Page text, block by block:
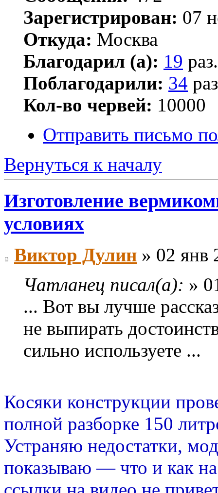
Зарегистрирован: 07
Откуда: Москва
Благодарил (а): 19 раз.
Поблагодарили: 34
Кол-во червей: 10000
Отправить письмо
Вернуться к началу
Изготовление
условиях
Виктор Дулин » 02 янв
Чатланец писал(а): »
... Вот вы лучше
не выпирать
сильно используете ...
Косяки конструкции
полной разборке 150
Устраняю недостатки,
показываю — что и как на